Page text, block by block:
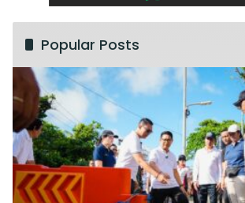
Popular Posts